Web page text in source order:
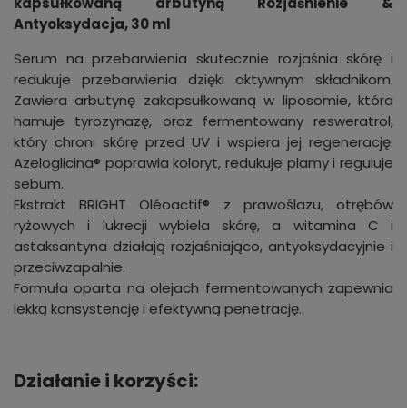
Antyoksydacja, 30 ml
Serum na przebarwienia skutecznie rozjaśnia skórę i
redukuje przebarwienia dzięki aktywnym składnikom.
Zawiera arbutynę zakapsułkowaną w liposomie, która
hamuje tyrozynazę, oraz fermentowany resweratrol,
który chroni skórę przed UV i wspiera jej regenerację.
Azeloglicina® poprawia koloryt, redukuje plamy i reguluje
sebum.
Ekstrakt BRIGHT Oléoactif® z prawoślazu, otrębów
ryżowych i lukrecji wybiela skórę, a witamina C i
astaksantyna działają rozjaśniająco, antyoksydacyjnie i
przeciwzapalnie.
Formuła oparta na olejach fermentowanych zapewnia
lekką konsystencję i efektywną penetrację.
Działanie i korzyści: